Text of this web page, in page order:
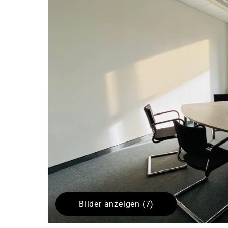
Bilder anzeigen (7)